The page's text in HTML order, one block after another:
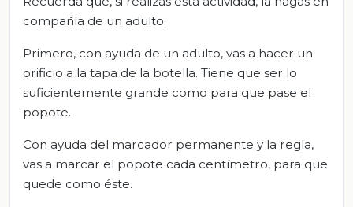
compañía de un adulto.
Primero, con ayuda de un adulto, vas a hacer un
orificio a la tapa de la botella. Tiene que ser lo
suficientemente grande como para que pase el
popote.
Con ayuda del marcador permanente y la regla,
vas a marcar el popote cada centímetro, para que
quede como éste.